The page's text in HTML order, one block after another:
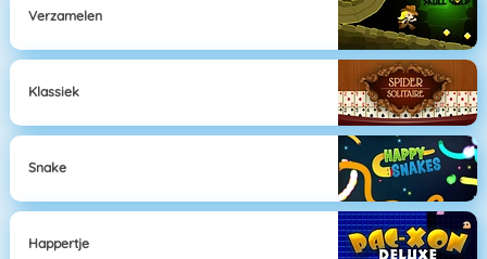
Verzamelen
Klassiek
Snake
Happertje